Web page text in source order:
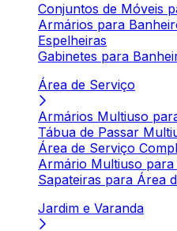
Conjuntos de Móveis
Armários para
Espelheiras
Gabinetes para
Área de Serviço
Armários Multiuso
Tábua de Passar
Área de Serviço
Armário Multiuso para
Sapateiras para Área
Jardim e Varanda